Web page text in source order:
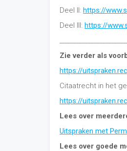
Deel II: https://
Deel III: https://
Zie verder als
https://
Citaatrecht in het
https://
Lees over
Uitspraken met
Lees over goede